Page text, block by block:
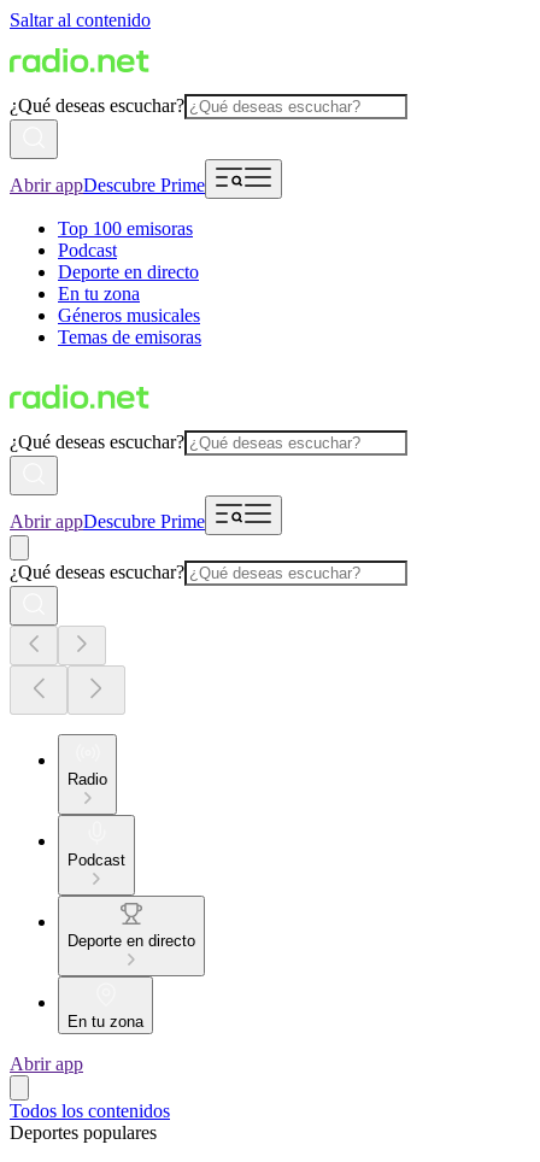
Saltar al contenido
¿Qué deseas escuchar?
Abrir appDescubre Prime
Top 100 emisoras
Podcast
Deporte en directo
En tu zona
Géneros musicales
Temas de emisoras
¿Qué deseas escuchar?
Abrir appDescubre Prime
¿Qué deseas escuchar?
Radio
Podcast
Deporte en directo
En tu zona
Abrir app
Todos los contenidos
Deportes populares